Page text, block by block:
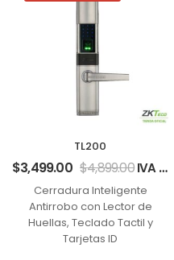
TL200
$3,499.00 $4,899.00IVA incluido
Cerradura Inteligente
Antirrobo con Lector de
Huellas, Teclado Tactil y
Tarjetas ID